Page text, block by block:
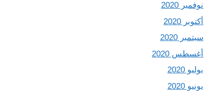
نوفمبر 2020
أكتوبر 2020
سبتمبر 2020
أغسطس 2020
يوليو 2020
يونيو 2020